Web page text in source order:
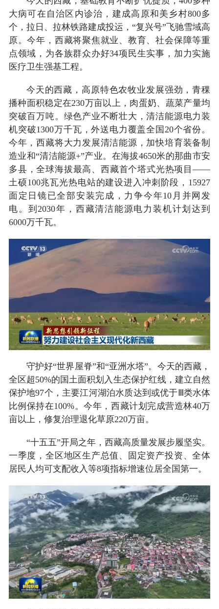
大病可在自治区内诊治，建成高原和美乡村800多
个，拉日、拉林铁路建成投运，“复兴号”飞驰雪域高
原。今年，西藏将聚焦就业、教育、社会保障等重
点领域，为各族群众办好34项民生实事，加力实施
医疗卫生强基工程。
今天的西藏，高原特色农牧业发展强劲，青稞
播种面积稳定在230万亩以上，肉蛋奶、蔬菜产量均
突破百万吨。绿色产业不断壮大，清洁能源电力装
机突破1300万千瓦，外送电力覆盖全国20个省份。
今年，西藏将大力发展清洁能源，加快培育装备制
造业和“清洁能源+”产业。在海拔4650米的那曲市安
多县，全球海拔最高、西藏首个塔式光热项目——
土硕100兆瓦光热电站的建设进入冲刺阶段，15927
面定日镜已全部安装完成，力争今年10月并网发
电。到2030年，西藏清洁能源电力装机计划达到
6000万千瓦。
守护好“世界屋脊”和“亚洲水塔”。今天的西藏，
全区超50%的国土面积划入生态保护红线，建立自然
保护地97个，主要江河湖泊水质达到或优于Ⅲ类水体
比例保持在100%。今年，西藏计划完成营造林40万
亩以上，修复治理退化草原220万亩。
“十五五”开局之年，西藏高质量发展步履坚实。
一季度，全区地区生产总值、固定资产投资、全体
居民人均可支配收入等8项指标增速位居全国第一。